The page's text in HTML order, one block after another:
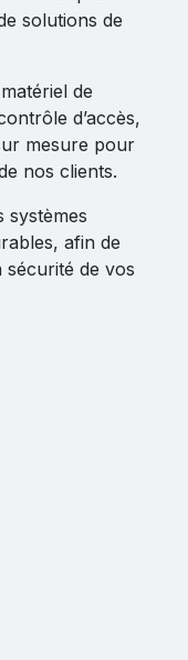
solutions de
de
d’accès,
mesure pour
nos clients.
systèmes
afin de
de vos